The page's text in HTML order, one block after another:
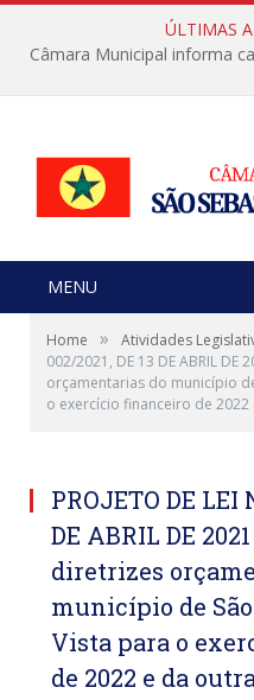
ÚLTIMAS
MENU
Home » Atividades
002/2021, DE 13 DE ABRIL
orçamentarias do município
o exercício financeiro de
PROJETO DE LEI
DE ABRIL DE
diretrizes
município de São
Vista para o
de 2022 e da